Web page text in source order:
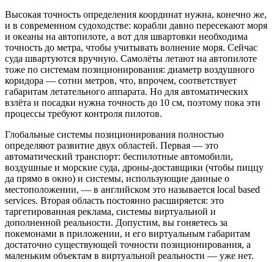
Высокая точность определения координат нужна, конечно же,
и в современном судоходстве: корабли давно пересекают моря
и океаны на автопилоте, а вот для швартовки необходима
точность до метра, чтобы учитывать волнение моря. Сейчас
суда швартуются вручную. Самолёты летают на автопилоте
тоже по системам позиционирования: диаметр воздушного
коридора — сотни метров, что, впрочем, соответствует
габаритам летательного аппарата. Но для автоматических
взлёта и посадки нужна точность до 10 см, поэтому пока эти
процессы требуют контроля пилотов.
Глобальные системы позиционирования полностью
определяют развитие двух областей. Первая — это
автоматический транспорт: беспилотные автомобили,
воздушные и морские суда, дроны-доставщики (чтобы пиццу
да прямо в окно) и системы, использующие данные о
местоположении, — в английском это называется local based
services. Вторая область постоянно расширяется: это
таргетированная реклама, системы виртуальной и
дополненной реальности. Допустим, вы гоняетесь за
покемонами в приложении, и его виртуальным габаритам
достаточно существующей точности позиционирования, а
маленьким объектам в виртуальной реальности — уже нет.